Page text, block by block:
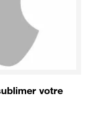
votre